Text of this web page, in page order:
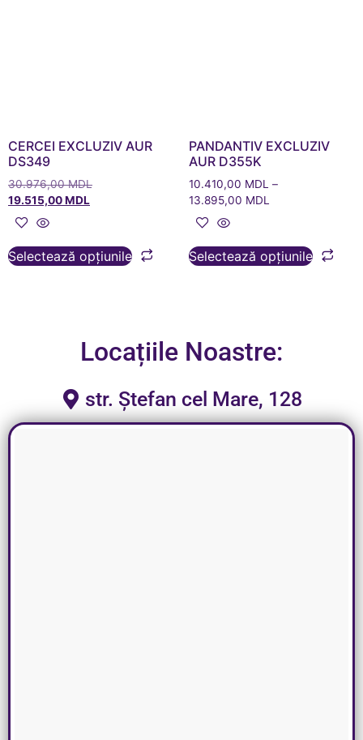
CERCEI EXCLUZIV AUR
DS349
30.976,00MDL
19.515,00MDL
Selectează opțiunile
PANDANTIV EXCLUZIV
AUR D355K
10.410,00 MDL –
13.895,00 MDL
Selectează opțiunile
Locațiile Noastre:
str. Ștefan cel Mare, 128